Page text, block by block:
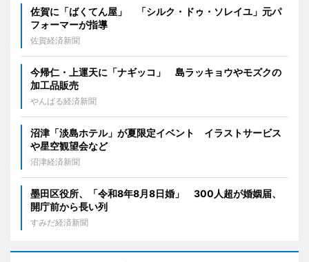
佐賀に「ばくてん屋」 「シルク・ドゥ・ソレイユ」元パ
フォーマーが指導
佐賀経済新聞
今帰仁・上運天に「ナギッコ」 島ラッキョウやモズクの
加工品販売
やんばる経済新聞
沼津「淡島ホテル」が夏限定イベント イラストサービス
や星空観望会など
沼津経済新聞
墨田区役所、「令和8年8月8日婚」 300人超が婚姻届、
開庁前から長い列
すみだ経済新聞